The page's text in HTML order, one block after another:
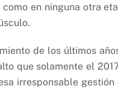
en ninguna otra
de los últimos
que solamente el
irresponsable